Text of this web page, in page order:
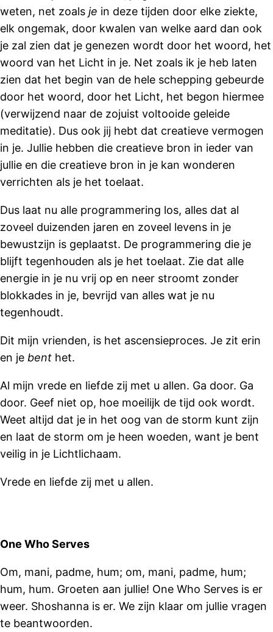
weten, net zoals je in deze tijden door elke ziekte,
elk ongemak, door kwalen van welke aard dan ook
je zal zien dat je genezen wordt door het woord, het
woord van het Licht in je. Net zoals ik je heb laten
zien dat het begin van de hele schepping gebeurde
door het woord, door het Licht, het begon hiermee
(verwijzend naar de zojuist voltooide geleide
meditatie). Dus ook jij hebt dat creatieve vermogen
in je. Jullie hebben die creatieve bron in ieder van
jullie en die creatieve bron in je kan wonderen
verrichten als je het toelaat.
Dus laat nu alle programmering los, alles dat al
zoveel duizenden jaren en zoveel levens in je
bewustzijn is geplaatst. De programmering die je
blijft tegenhouden als je het toelaat. Zie dat alle
energie in je nu vrij op en neer stroomt zonder
blokkades in je, bevrijd van alles wat je nu
tegenhoudt.
Dit mijn vrienden, is het ascensieproces. Je zit erin
en je bent het.
Al mijn vrede en liefde zij met u allen. Ga door. Ga
door. Geef niet op, hoe moeilijk de tijd ook wordt.
Weet altijd dat je in het oog van de storm kunt zijn
en laat de storm om je heen woeden, want je bent
veilig in je Lichtlichaam.
Vrede en liefde zij met u allen.
One Who Serves
Om, mani, padme, hum; om, mani, padme, hum;
hum, hum. Groeten aan jullie! One Who Serves is er
weer. Shoshanna is er. We zijn klaar om jullie vragen
te beantwoorden.